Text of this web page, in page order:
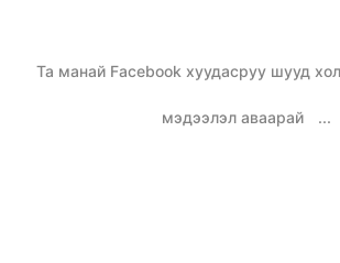
Та манай Facebook хуудасруу шууд
мэдээлэл аваарай ...